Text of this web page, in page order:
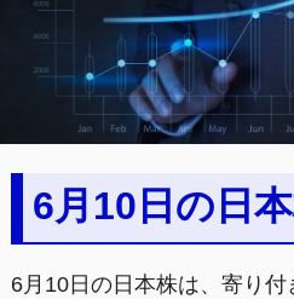
6月10日の日
6月10日の日本株は、寄り